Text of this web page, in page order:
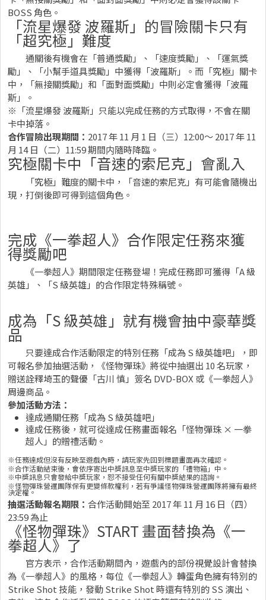
BOSS 角色。
「流星爆發 波羅斯」的冒險關卡只有
「超究極」難度
通關後有機會在「普通獎勵」、「速度獎勵」、「運氣獎
勵」、「小幫手道具獎勵」中獲得「波羅斯」。而「究極」關卡
中，「無接關獎勵」和「面對面獎勵」中則必定會獲得「波羅
斯」。
※「流星爆發 波羅斯」只能以完成任務的方式取得，不會在關
卡中掉落。
合作冒險出現期間： 2017 年 11 月 1 日（三）12:00～ 2017 年 11
月 14 日（二）11:59 期間内隨時降臨。
究極關卡中「音速的索尼克」會亂入
「究極」難度的關卡中，「音速的索尼克」有可能會隨機出
現，打倒後即可得到這個角色。
完成《一拳超人》合作限定任務來獲
得獎勵吧
《一拳超人》期間限定任務登場！完成任務即可獲得「A 級
英雄」、「S 級英雄」的合作限定特殊稱號。
成為「S 級英雄」就有機會抽中豪華獎
品
只要達成合作活動限定的特別任務「成為 S 級英雄吧」，即
可報名參加抽選活動，《怪物彈珠》將從中抽選出 10 名玩家，
贈送詮釋埼玉的聲優「古川 慎」簽名 DVD-BOX 或《一拳超人》
周邊商品。
參加活動方法：
達成通關任務「成為 S 級英雄吧」
達成任務後，就可從達成任務畫面報名「怪物彈珠 × 一拳
超人」的贈禮活動。
※任務達成但沒有反映至遊戲內時，請玩家先回到標題畫面再次確認。
※合作活動結束後，會依序寄出中獎訊息至中獎玩家的「禮物箱」中。
※中獎訊息只會發給中獎玩家，恕不接受任何有關中獎結果的諮詢。
※怪物彈珠營運團隊保有更變條款權利，若有爭議怪物彈珠營運團隊將擁有最終
決定權。
抽選活動報名期限： 合作活動開始至 2017 年 11 月 16 日（四）
23:59 為止
《怪物彈珠》START 畫面替換為《一
拳超人》了
官方表示，合作活動期間內，遊戲內的部份視覺設計會替換
為《一拳超人》的風格，每位《一拳超人》轉蛋角色擁有特別的
Strike Shot 技能，發動 Strike Shot 時還有特別的 SS 演出、